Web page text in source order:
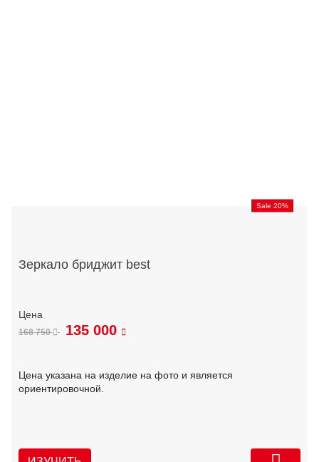
Sale 20%
Зеркало бриджит best
168 750 135 000
Цена указана на изделие на фото и является
ориентировочной.